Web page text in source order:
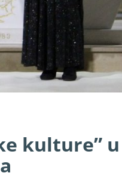
kulture” u